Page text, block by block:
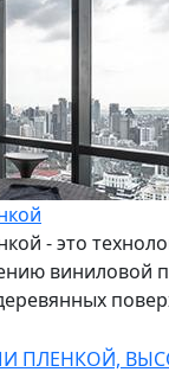
- это
виниловой